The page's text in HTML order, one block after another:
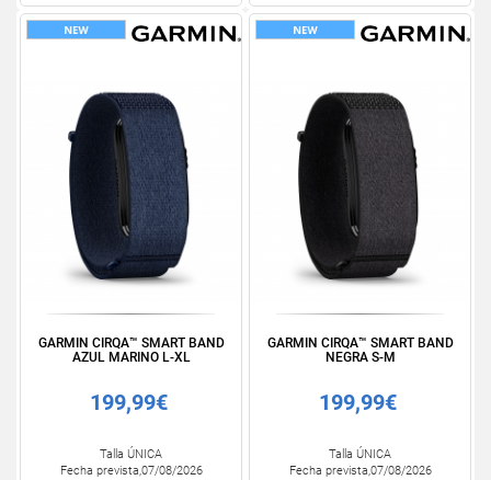
GARMIN CIRQA™ SMART BAND
AZUL MARINO L-XL
199,99€
Talla ÚNICA
Fecha prevista,07/08/2026
GARMIN CIRQA™ SMART BAND
NEGRA S-M
199,99€
Talla ÚNICA
Fecha prevista,07/08/2026